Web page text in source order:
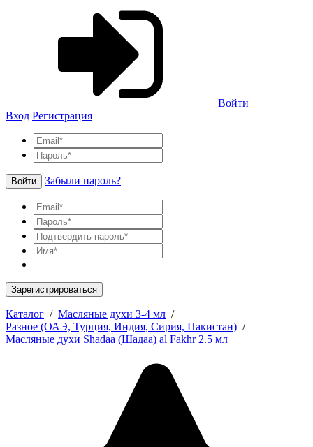
Войти
Вход Регистрация
Войти Забыли пароль?
Зарегистрироваться
Каталог / Масляные духи 3-4 мл /
Разное (ОАЭ, Турция, Индия, Сирия, Пакистан) /
Масляные духи Shadaa (Шадаа) al Fakhr 2.5 мл